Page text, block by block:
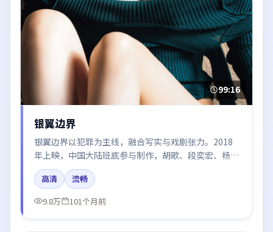
99:16
银翼边界
银翼边界以犯罪为主线，融合写实与戏剧张力。2018
年上映，中国大陆班底参与制作，胡歌、段奕宏、杨
幂、河正宇、肖战在片中呈现细腻表演，影像风格统
一，配乐与剪辑强化了情绪曲线。
高清
流畅
9.8万
101个月前